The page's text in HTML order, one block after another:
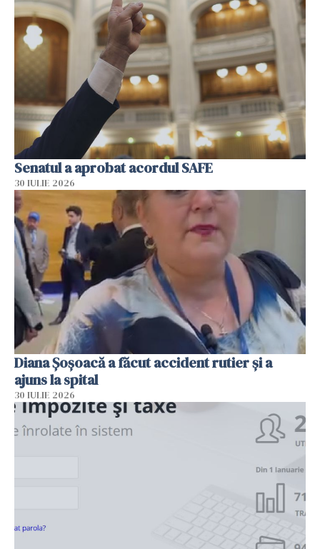
Senatul a aprobat acordul SAFE
30 IULIE 2026
Diana Șoșoacă a făcut accident rutier și a
ajuns la spital
30 IULIE 2026